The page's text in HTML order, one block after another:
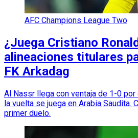
AFC Champions League Two
¿Juega Cristiano
alineaciones titulares
FK Arkadag
Al Nassr llega con ventaja de 1-0 por
la vuelta se juega en Arabia Saudita.
primer duelo.